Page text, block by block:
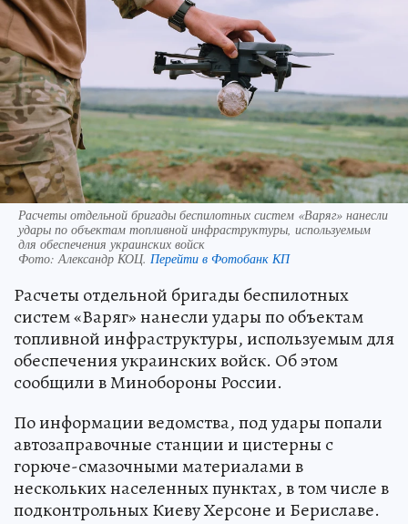
Расчеты отдельной бригады беспилотных систем «Варяг» нанесли
удары по объектам топливной инфраструктуры, используемым
для обеспечения украинских войск
Фото:Александр КОЦ. Перейти в Фотобанк КП
Расчеты отдельной бригады беспилотных
систем «Варяг» нанесли удары по объектам
топливной инфраструктуры, используемым для
обеспечения украинских войск. Об этом
сообщили в Минобороны России.
По информации ведомства, под удары попали
автозаправочные станции и цистерны с
горюче-смазочными материалами в
нескольких населенных пунктах, в том числе в
подконтрольных Киеву Херсоне и Бериславе.